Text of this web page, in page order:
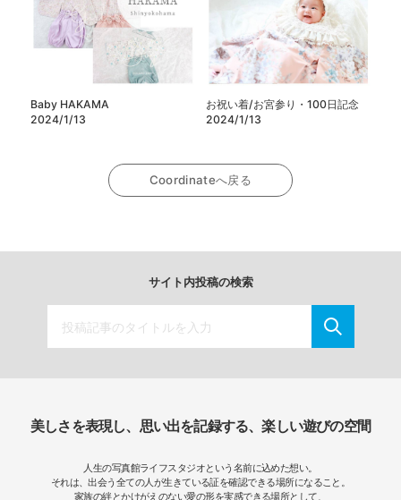
Baby HAKAMA
2024/1/13
お祝い着/お宮参り・100日記念
2024/1/13
Coordinateへ戻る
サイト内投稿の検索
美しさを表現し、思い出を記録する、楽しい遊びの空間
人生の写真館ライフスタジオという名前に込めた想い。
それは、出会う全ての人が生きている証を確認できる場所になること。
家族の絆とかけがえのない愛の形を実感できる場所として、